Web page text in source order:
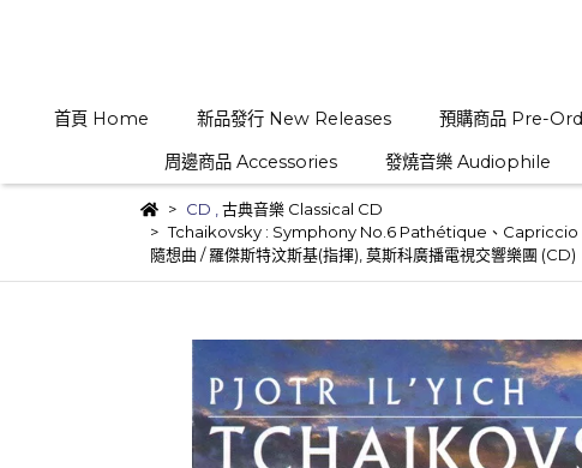
首頁 Home 新品發行 New Releases 預購商品 Pre-
周邊商品 Accessories
發燒音樂 Audiophile
CD
古典音樂 Classical CD
Tchaikovsky : Symphony No.6 Pathétique、Capriccio
隨想曲 / 羅傑斯特汶斯基(指揮), 莫斯科廣播電視交響樂團 (CD)